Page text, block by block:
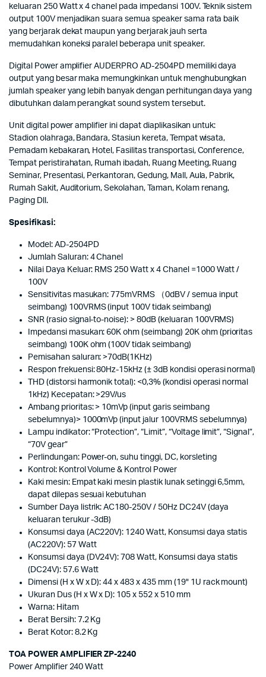
keluaran 250 Watt x 4 chanel pada impedansi 100V. Teknik sistem
output 100V menjadikan suara semua speaker sama rata baik
yang berjarak dekat maupun yang berjarak jauh serta
memudahkan koneksi paralel beberapa unit speaker.
Digital Power amplifier AUDERPRO AD-2504PD memiliki daya
output yang besar maka memungkinkan untuk menghubungkan
jumlah speaker yang lebih banyak dengan perhitungan daya yang
dibutuhkan dalam perangkat sound system tersebut.
Unit digital power amplifier ini dapat diaplikasikan untuk:
Stadion olahraga, Bandara, Stasiun kereta, Tempat wisata,
Pemadam kebakaran, Hotel, Fasilitas transportasi, Conference,
Tempat peristirahatan, Rumah ibadah, Ruang Meeting, Ruang
Seminar, Presentasi, Perkantoran, Gedung, Mall, Aula, Pabrik,
Rumah Sakit, Auditorium, Sekolahan, Taman, Kolam renang,
Paging Dll.
Spesifikasi:
Model: AD-2504PD
Jumlah Saluran: 4 Chanel
Nilai Daya Keluar: RMS 250 Watt x 4 Chanel =1000 Watt /
100V
Sensitivitas masukan: 775mVRMS （0dBV / semua input
seimbang) 100VRMS (input 100V tidak seimbang)
SNR (rasio signal-to-noise): > 80dB (keluaran 100VRMS)
Impedansi masukan: 60K ohm (seimbang) 20K ohm (prioritas
seimbang) 100K ohm (100V tidak seimbang)
Pemisahan saluran: >70dB(1KHz)
Respon frekuensi: 80Hz-15kHz (± 3dB kondisi operasi normal)
THD (distorsi harmonik total): <0,3% (kondisi operasi normal
1kHz) Kecepatan: >29V/us
Ambang prioritas: > 10mVp (input garis seimbang
sebelumnya)> 1000mVp (input jalur 100VRMS sebelumnya)
Lampu indikator: “Protection”, “Limit”, “Voltage limit”, “Signal”,
“70V gear”
Perlindungan: Power-on, suhu tinggi, DC, korsleting
Kontrol: Kontrol Volume & Kontrol Power
Kaki mesin: Empat kaki mesin plastik lunak setinggi 6,5mm,
dapat dilepas sesuai kebutuhan
Sumber Daya listrik: AC180-250V / 50Hz DC24V (daya
keluaran terukur -3dB)
Konsumsi daya (AC220V): 1240 Watt, Konsumsi daya statis
(AC220V): 57 Watt
Konsumsi daya (DV24V): 708 Watt, Konsumsi daya statis
(DC24V): 57.6 Watt
Dimensi (H x W x D): 44 x 483 x 435 mm (19" 1U rack mount)
Ukuran Dus (H x W x D): 105 x 552 x 510 mm
Warna: Hitam
Berat Bersih: 7.2 Kg
Berat Kotor: 8.2 Kg
TOA POWER AMPLIFIER ZP-2240
Power Amplifier 240 Watt